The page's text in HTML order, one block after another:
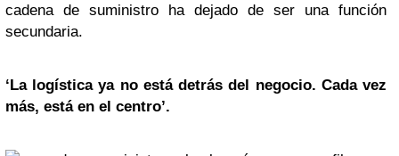
cadena de suministro ha dejado de ser una función
secundaria.
‘La logística ya no está detrás del negocio. Cada vez
más, está en el centro’.